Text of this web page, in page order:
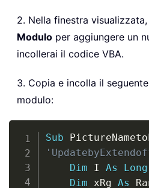
2. Nella finestra
Modulo per aggiungere un
incollerai il codice VBA.
3. Copia e incolla il
modulo:
Sub
Dim I As
Long
Dim xRg As